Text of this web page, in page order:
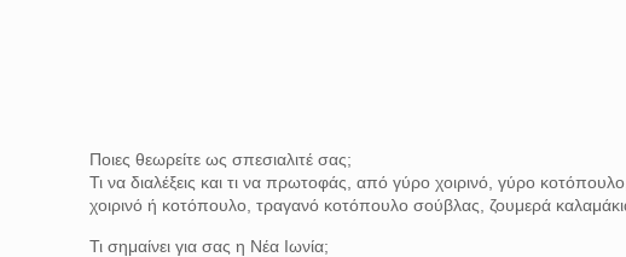
Ποιες θεωρείτε ως σπεσιαλιτέ σας;
Τι να διαλέξεις και τι να πρωτοφάς, από γύρο χοιρινό, γύρο
χοιρινό ή κοτόπουλο, τραγανό κοτόπουλο σούβλας, ζουμερά
Τι σημαίνει για σας η Νέα Ιωνία;